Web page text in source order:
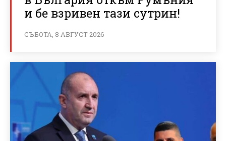
и бе взривен тази сутрин!
СЪБОТА, 8 АВГУСТ 2026